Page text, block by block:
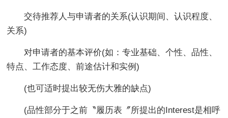
交待推荐人与申请者的关系(认识期间、认识程度、
关系)
对申请者的基本评价(如：专业基础、个性、品性、
特点、工作态度、前途估计和实例)
(也可适时提出较无伤大雅的缺点)
(品性部分于之前〝履历表〞所提出的Interest是相呼